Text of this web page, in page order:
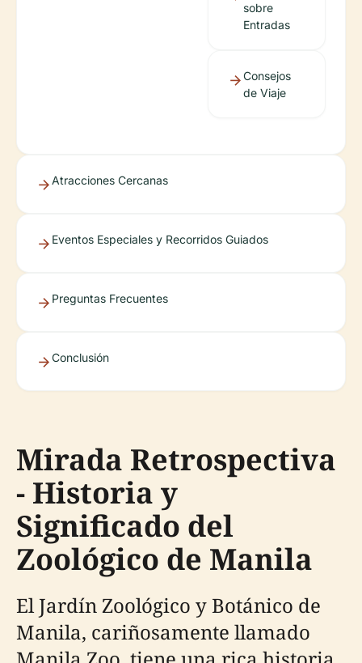
sobre
Entradas
Consejos
de Viaje
Atracciones Cercanas
Eventos Especiales y Recorridos Guiados
Preguntas Frecuentes
Conclusión
Mirada Retrospectiva
- Historia y
Significado del
Zoológico de Manila
El Jardín Zoológico y Botánico de
Manila, cariñosamente llamado